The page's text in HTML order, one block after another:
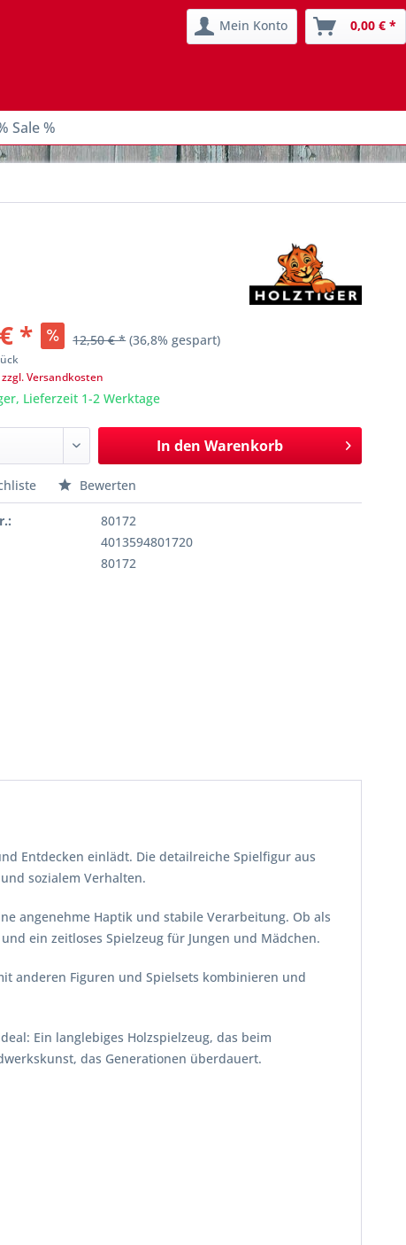
Mein Konto 0,00 € *
Sale %
* 12,50 € * (36,8% gespart)
zzgl. Versandkosten
Lieferzeit 1-2 Werktage
In den Warenkorb
Bewerten
80172
4013594801720
80172
Entdecken einlädt. Die detailreiche Spielfigur aus
sozialem Verhalten.
angenehme Haptik und stabile Verarbeitung. Ob als
ein zeitloses Spielzeug für Jungen und Mädchen.
anderen Figuren und Spielsets kombinieren und
Ein langlebiges Holzspielzeug, das beim
das Generationen überdauert.